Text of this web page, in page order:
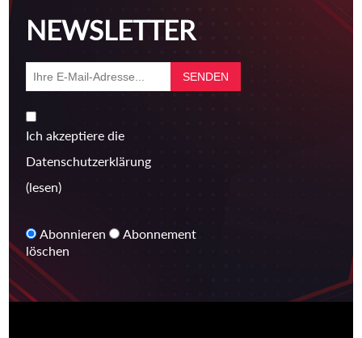
NEWSLETTER
Ich akzeptiere die
Datenschutzerklärung
(lesen)
Abonnieren
Abonnement
löschen